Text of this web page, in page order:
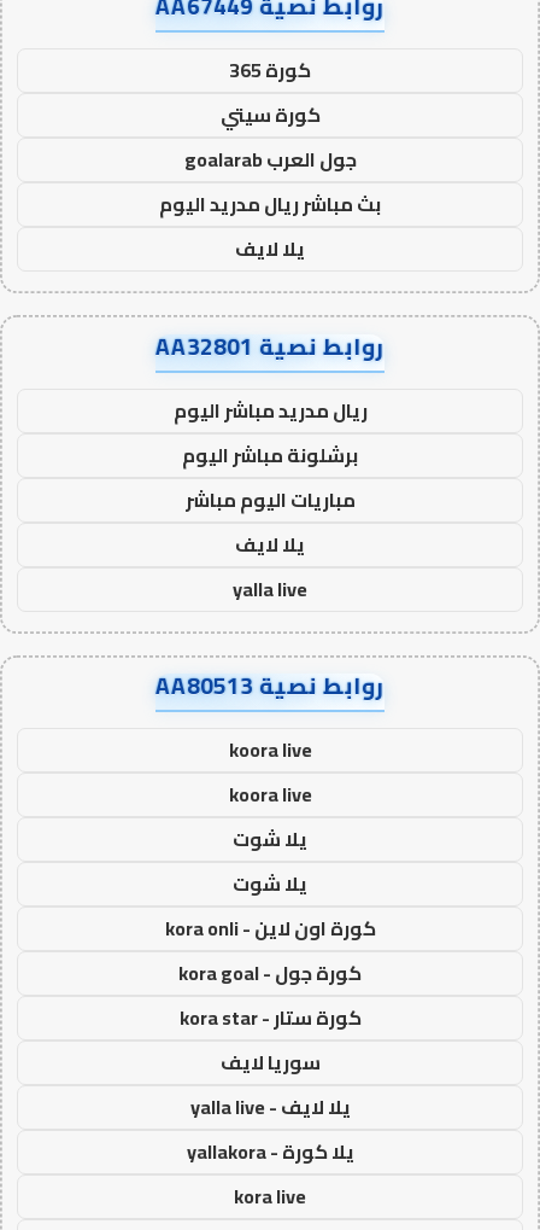
كورة 365
كورة سيتي
جول العرب goalarab
بث مباشر ريال مدريد اليوم
يلا لايف
روابط نصية AA32801
ريال مدريد مباشر اليوم
برشلونة مباشر اليوم
مباريات اليوم مباشر
يلا لايف
yalla live
روابط نصية AA80513
koora live
koora live
يلا شوت
يلا شوت
كورة اون لاين - kora onli
كورة جول - kora goal
كورة ستار - kora star
سوريا لايف
يلا لايف - yalla live
يلا كورة - yallakora
kora live